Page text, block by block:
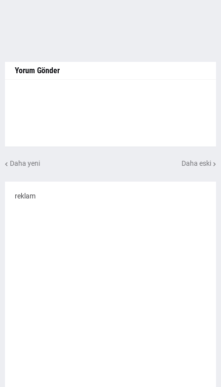
Yorum Gönder
Daha yeni Daha eski
reklam